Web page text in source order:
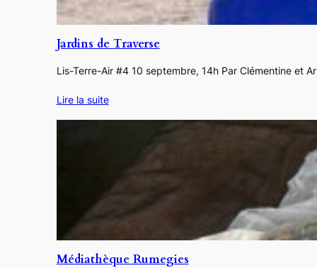
Jardins de Traverse
Lis-Terre-Air #4 10 septembre, 14h Par Clémentine et
Lire la suite
Médiathèque Rumegies